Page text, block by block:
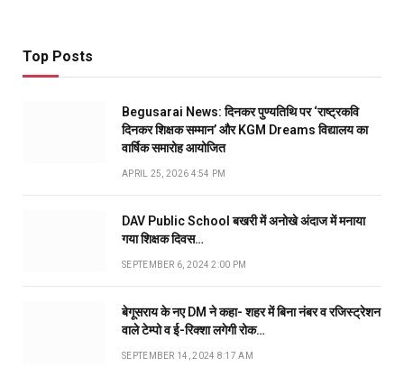
Top Posts
Begusarai News: दिनकर पुण्यतिथि पर ‘राष्ट्रकवि
दिनकर शिक्षक सम्मान’ और KGM Dreams विद्यालय का
वार्षिक समारोह आयोजित
APRIL 25, 2026 4:54 PM
DAV Public School बखरी में अनोखे अंदाज में मनाया
गया शिक्षक दिवस…
SEPTEMBER 6, 2024 2:00 PM
बेगूसराय के नए DM ने कहा- शहर में बिना नंबर व रजिस्ट्रेशन
वाले टेम्पो व ई-रिक्शा लगेगी रोक…
SEPTEMBER 14, 2024 8:17 AM